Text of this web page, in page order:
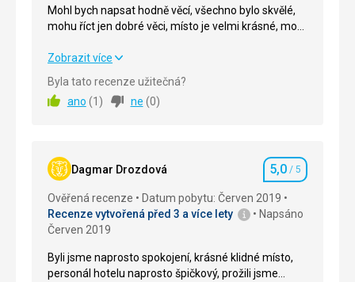
Mohl bych napsat hodně věcí, všechno bylo skvělé,
mohu říct jen dobré věci, místo je velmi krásné, moře
Mohl bych napsat hodně věcí, všechno bylo skvělé,
je úžasné
Okolí 5,0/ 5
Služby 5,0/ 5
Zobrazit více
Byla tato recenze užitečná?
ano (1 ) ne (0)
Dagmar Drozdová Hodnocení
5,0 / 5
Ověřená recenze
Datum pobytu: Červen 2019
Recenze vytvořená před 3 a více lety
Napsáno
Červen 2019
Byli jsme naprosto spokojení, krásné klidné místo,
personál hotelu naprosto špičkový, prožili jsme